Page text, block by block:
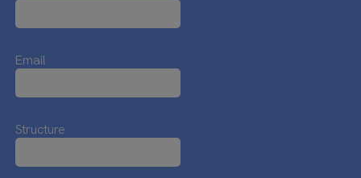
Email
Structure